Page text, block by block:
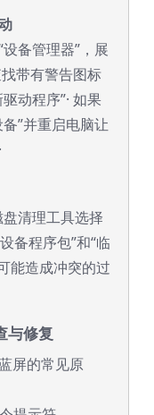
备管理器”，展
找带有警告图标
动程序”· 如果
”并重启电脑让
清理工具选择
备程序包”和“临
能造成冲突的过
与修复
屏的常见原